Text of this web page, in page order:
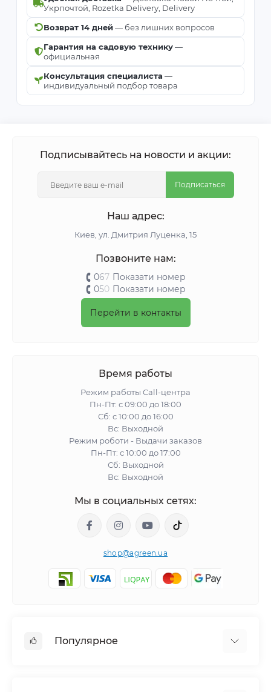
Укрпочтой, Rozetka Delivery, Delivery
Возврат 14 дней— без лишних вопросов
Гарантия на садовую технику—
официальная
Консультация специалиста —
индивидуальный подбор товара
Подписывайтесь на новости и акции:
Подписаться
Наш адрес:
Киeв, ул. Дмитрия Луценка, 15
Позвоните нам:
067 Показати номер
050 Показати номер
Перейти в контакты
Время работы
Режим работы Call-центра
Пн-Пт: с 09:00 до 18:00
Сб: с 10:00 до 16:00
Вс: Выходной
Режим роботи - Выдачи заказов
Пн-Пт: с 10:00 до 17:00
Сб: Выходной
Вс: Выходной
Мы в социальных сетях:
shop@agreen.ua
Популярное